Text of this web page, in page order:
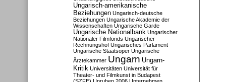
Ungarisch-amerikanische
Beziehungen Ungarisch-deutsche
Beziehungen Ungarische Akademie der
Wissenschaften Ungarische Garde
Ungarische Nationalbank Ungarischer
Nationaler Filmfonds Ungarischer
Rechnungshof Ungarisches Parlament
Ungarische Staatsoper Ungarische
Ärztekammer Ungarn Ungarn-
Kritik Universitäten Universität für
Theater- und Filmkunst in Budapest